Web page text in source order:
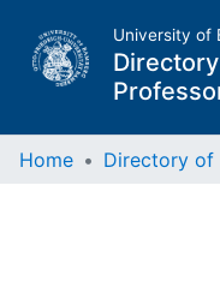
University of
Home Directory of